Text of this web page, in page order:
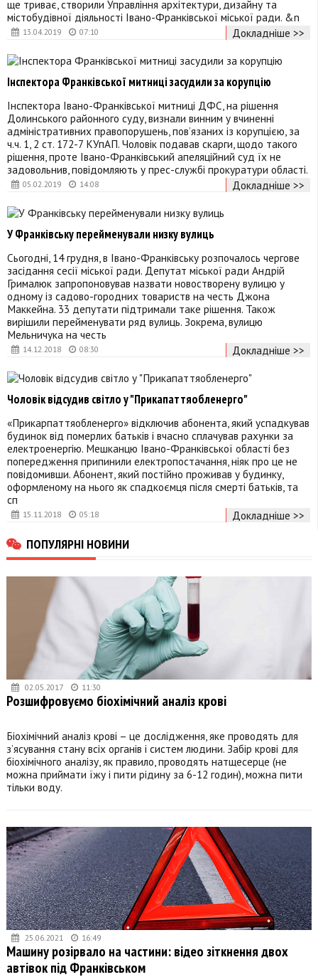
13.04.2019 07:10
ще триває, створили Управління архітектури, дизайну та
містобудівної діяльності Івано-Франківської міської ради. &n
Докладніше >>
05.02.2019 14:08
Інспектора Франківської митниці засудили за корупцію
Інспектора Івано-Франківської митниці ДФС, на рішення
Долинського районного суду, визнали винним у вчиненні
адміністративних правопорушень, пов’язаних із корупцією, за
ч.ч. 1, 2 ст. 172-7 КУпАП. Чоловік подавав скарги, щодо такого
рішення, проте Івано-Франківський апеляційний суд їх не
задовольнив, повідомляють у прес-службі прокуратури області.
Докладніше >>
14.12.2018 08:30
У Франківську перейменували низку вулиць
Сьогодні, 14 грудня, в Івано-Франківську розпочалось чергове
засідання сесії міської ради. Депутат міської ради Андрій
Грималюк запропоновував назвати новостворену вулицю у
одному із садово-городних товариств на честь Джона
Маккейна. 33 депутати підтримали таке рішення. Також
вирішили перейменувати ряд вулиць. Зокрема, вулицю
Мельничука на честь
Докладніше >>
15.11.2018 05:18
Чоловік відсудив світло у "Прикапаттяобленерго"
«Прикарпаттяобленерго» відключив абонента, який успадкував
будинок від померлих батьків і вчасно сплачував рахунки за
електроенергію. Мешканцю Івано-Франківської області без
попередження припинили електропостачання, ніяк про це не
повідомивши. Абонент, який постійно проживав у будинку,
оформленому на нього як спадкоємця після смерті батьків, та
сп
Докладніше >>
ПОПУЛЯРНІ НОВИНИ
02.05.2017 11:30
Розшифровуємо біохімічний аналіз крові
Біохімічний аналіз крові – це дослідження, яке проводять для
з’ясування стану всіх органів і систем людини. Забір крові для
біохімічного аналізу, як правило, проводять натщесерце (не
можна приймати їжу і пити рідину за 6-12 годин), можна пити
тільки воду.
25.06.2021 16:49
Машину розірвало на частини: відео зіткнення двох
автівок під Франківськом